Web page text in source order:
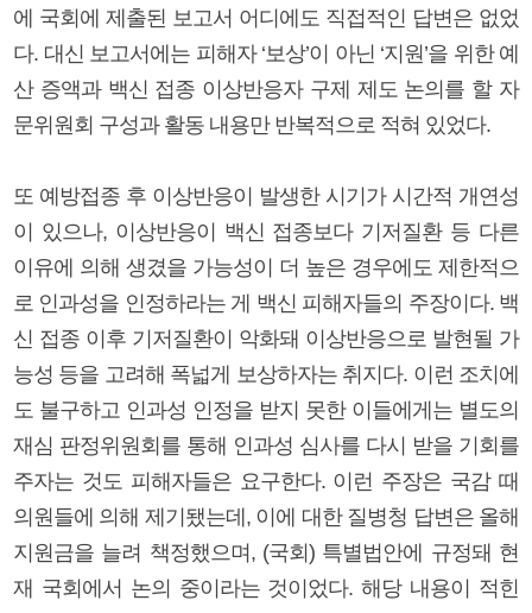
에 국회에 제출된 보고서 어디에도 직접적인 답변은 없었
다. 대신 보고서에는 피해자 ‘보상’이 아닌 ‘지원’을 위한 예
산 증액과 백신 접종 이상반응자 구제 제도 논의를 할 자
문위원회 구성과 활동 내용만 반복적으로 적혀 있었다.
또 예방접종 후 이상반응이 발생한 시기가 시간적 개연성
이 있으나, 이상반응이 백신 접종보다 기저질환 등 다른
이유에 의해 생겼을 가능성이 더 높은 경우에도 제한적으
로 인과성을 인정하라는 게 백신 피해자들의 주장이다. 백
신 접종 이후 기저질환이 악화돼 이상반응으로 발현될 가
능성 등을 고려해 폭넓게 보상하자는 취지다. 이런 조치에
도 불구하고 인과성 인정을 받지 못한 이들에게는 별도의
재심 판정위원회를 통해 인과성 심사를 다시 받을 기회를
주자는 것도 피해자들은 요구한다. 이런 주장은 국감 때
의원들에 의해 제기됐는데, 이에 대한 질병청 답변은 올해
지원금을 늘려 책정했으며, (국회) 특별법안에 규정돼 현
재 국회에서 논의 중이라는 것이었다. 해당 내용이 적힌